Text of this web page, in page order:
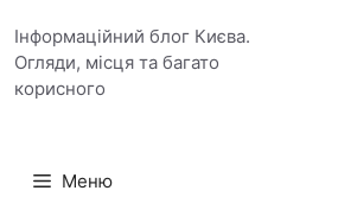
Інформаційний блог Києва.
Огляди, місця та багато
корисного
Меню